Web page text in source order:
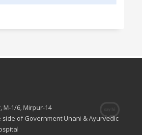
M-1/6, Mirpur-14
side of Government Unani & Ayurvedic